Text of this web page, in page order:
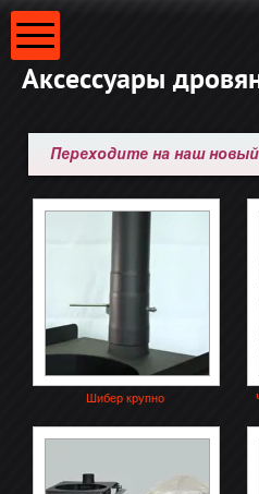
Аксессуары
Шибер крупно